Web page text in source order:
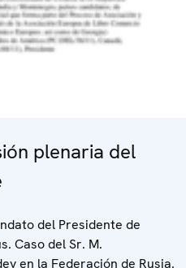
plenaria del
del Presidente de
Caso del Sr. M.
en la Federación de Rusia.